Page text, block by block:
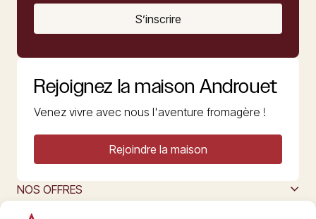
S’inscrire
Rejoignez la maison Androuet
Venez vivre avec nous l'aventure fromagère !
Rejoindre la maison
NOS OFFRES